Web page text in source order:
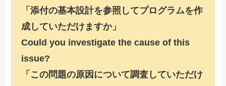
「添付の基本設計を参照してプログラムを作
成していただけますか」
Could you investigate the cause of this
issue?
「この問題の原因について調査していただけ